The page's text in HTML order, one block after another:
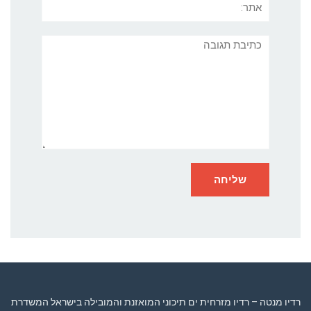
תגובה
רדיו מנטה – רדיו מזרחית ים תיכוני המואזנת והמובילה בישראל המשדרת